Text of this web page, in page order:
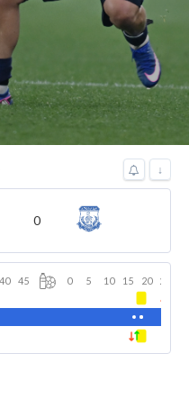
↓
0
40 45 0 5 10 15 20 25